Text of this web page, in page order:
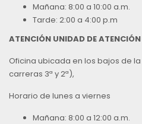
Mañana: 8:00 a 10:00 a.m.
Tarde: 2:00 a 4:00 p.m
ATENCIÓN UNIDAD DE
Oficina ubicada en los bajos de
carreras 3ª y 2ª),
Horario de lunes a viernes
Mañana: 8:00 a 12:00 a.m.